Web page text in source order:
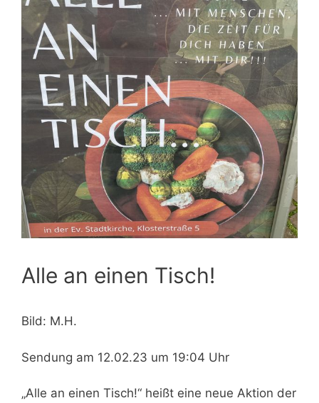
Alle an einen Tisch!
Bild: M.H.
Sendung am 12.02.23 um 19:04 Uhr
„Alle an einen Tisch!“ heißt eine neue Aktion der